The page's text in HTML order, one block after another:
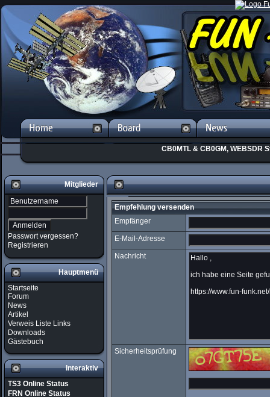
CB0MTL & CB0GM, WEBSDR
Mitglieder
Passwort vergessen?
Registrieren
Hauptmenü
Startseite
Forum
News
Artikel
Verweis Liste Links
Downloads
Gästebuch
Interaktiv
TS3 Online Status
FRN Online Status
Empfehlung versenden
Empfänger
E-Mail-Adresse
Nachricht
Sicherheitsprüfung